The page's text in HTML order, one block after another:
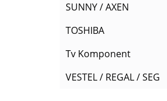
SUNNY / AXEN
TOSHIBA
Tv Komponent
VESTEL / REGAL / SEG